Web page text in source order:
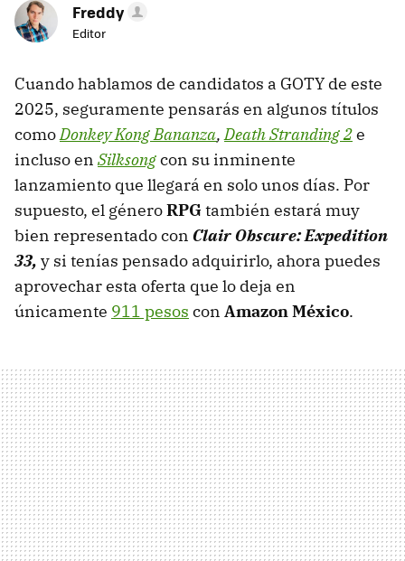
Freddy
Editor
Cuando hablamos de candidatos a GOTY de este
2025, seguramente pensarás en algunos títulos
comoDonkey Kong Bananza,Death Stranding 2e
incluso en Silksongcon su inminente
lanzamiento que llegará en solo unos días. Por
supuesto, el géneroRPGtambién estará muy
bien representado con Clair Obscure: Expedition
33, y si tenías pensado adquirirlo, ahora puedes
aprovechar esta oferta que lo deja en
únicamente 911 pesos con Amazon México.